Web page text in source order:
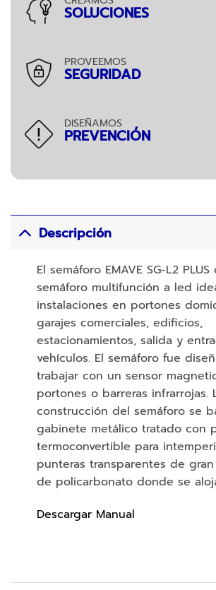
SOLUCIONES
PROVEEMOS
SEGURIDAD
DISEÑAMOS
PREVENCIÓN
Descripción
El semáforo EMAVE SG-L2
semáforo multifunción a led
instalaciones en portones
garajes comerciales, edificios,
estacionamientos, salida y
vehículos. El semáforo fue
trabajar con un sensor
portones o barreras infrarrojas.
construcción del semáforo se
gabinete metálico tratado con
termoconvertible para
punteras transparentes de
de policarbonato donde se
Descargar Manual